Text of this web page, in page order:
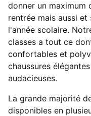
donner un maximum
rentrée mais aussi
l'année scolaire.
classes a tout ce
confortables et
chaussures
audacieuses.
La grande majorité
disponibles en